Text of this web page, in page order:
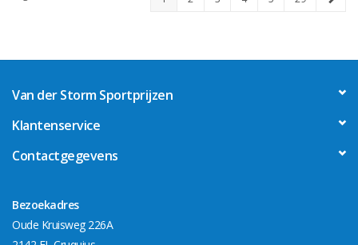
Van der Storm Sportprijzen
Klantenservice
Contactgegevens
Bezoekadres
Oude Kruisweg 226A